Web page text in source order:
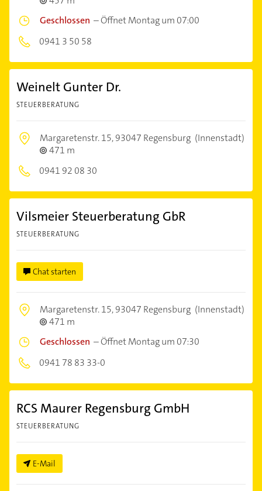
Geschlossen –Öffnet Montag um 07:00
0941 3 50 58
Weinelt Gunter Dr.
STEUERBERATUNG
Margaretenstr. 15,93047 Regensburg (Innenstadt)
471 m
0941 92 08 30
Vilsmeier Steuerberatung GbR
STEUERBERATUNG
Chat starten
Margaretenstr. 15,93047 Regensburg (Innenstadt)
471 m
Geschlossen –Öffnet Montag um 07:30
0941 78 83 33-0
RCS Maurer Regensburg GmbH
STEUERBERATUNG
E-Mail